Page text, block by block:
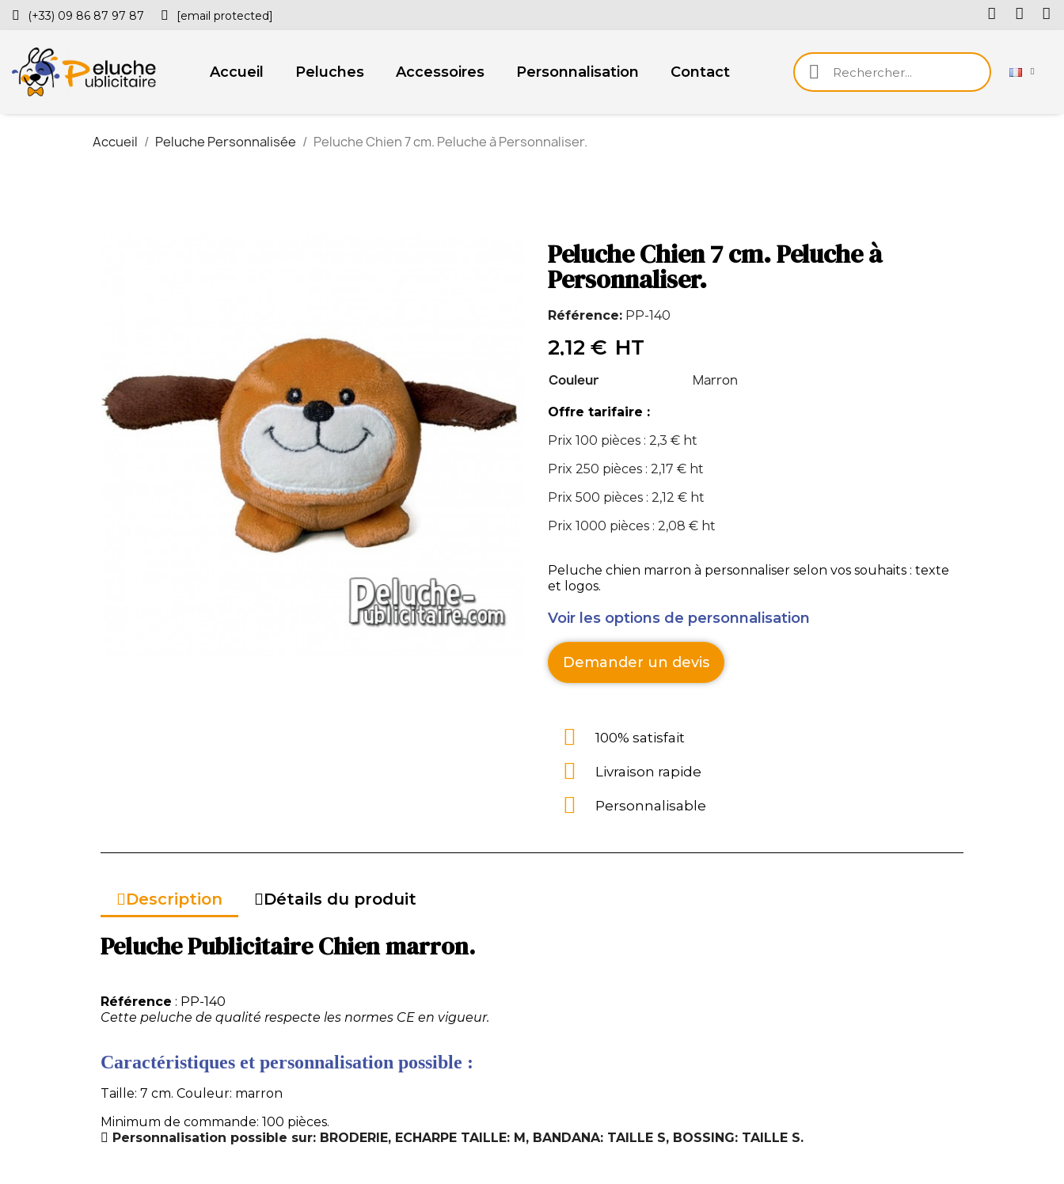
(+33) 09 86 87 97 87 [email protected]
Accueil Peluches Accessoires Personnalisation Contact
Accueil Peluche Personnalisée Peluche Chien 7 cm. Peluche à Personnaliser.
Peluche Chien 7 cm. Peluche à
Personnaliser.
Référence PP-140
2,12 € HT
Couleur Marron
Offre tarifaire :
Prix 100 pièces : 2,3 € ht
Prix 250 pièces : 2,17 € ht
Prix 500 pièces : 2,12 € ht
Prix 1000 pièces : 2,08 € ht
Peluche chien marron à personnaliser selon vos souhaits : texte
et logos.
Voir les options de personnalisation
Demander un devis
100% satisfait
Livraison rapide
Personnalisable
Description Détails du produit
Peluche Publicitaire Chien marron.
Référence : PP-140
Cette peluche de qualité respecte les normes CE en vigueur.
Caractéristiques et personnalisation possible :
Taille: 7 cm. Couleur: marron
Minimum de commande: 100 pièces.
Personnalisation possible sur: BRODERIE, ECHARPE TAILLE: M, BANDANA: TAILLE S, BOSSING: TAILLE S.